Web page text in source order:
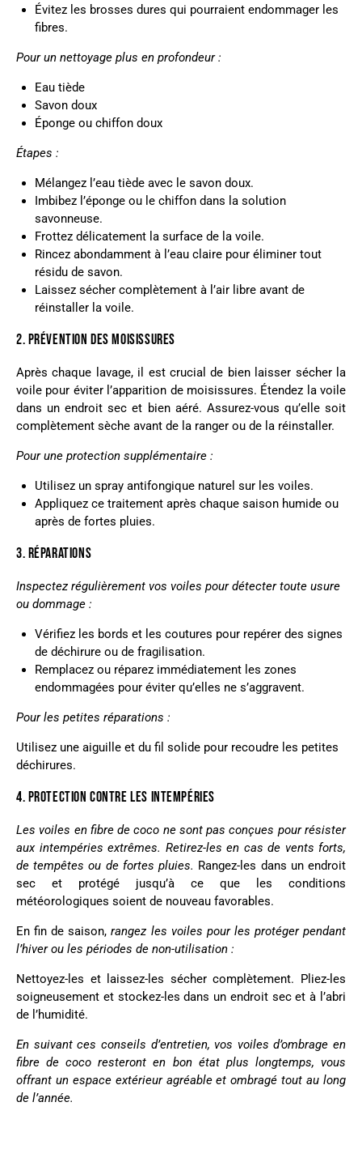
Évitez les brosses dures qui pourraient endommager les
fibres.
Pour un nettoyage plus en profondeur :
Eau tiède
Savon doux
Éponge ou chiffon doux
Étapes :
Mélangez l’eau tiède avec le savon doux.
Imbibez l’éponge ou le chiffon dans la solution
savonneuse.
Frottez délicatement la surface de la voile.
Rincez abondamment à l’eau claire pour éliminer tout
résidu de savon.
Laissez sécher complètement à l’air libre avant de
réinstaller la voile.
2. PRÉVENTION DES MOISISSURES
Après chaque lavage, il est crucial de bien laisser sécher la
voile pour éviter l’apparition de moisissures. Étendez la voile
dans un endroit sec et bien aéré. Assurez-vous qu’elle soit
complètement sèche avant de la ranger ou de la réinstaller.
Pour une protection supplémentaire :
Utilisez un spray antifongique naturel sur les voiles.
Appliquez ce traitement après chaque saison humide ou
après de fortes pluies.
3. RÉPARATIONS
Inspectez régulièrement vos voiles pour détecter toute usure
ou dommage :
Vérifiez les bords et les coutures pour repérer des signes
de déchirure ou de fragilisation.
Remplacez ou réparez immédiatement les zones
endommagées pour éviter qu’elles ne s’aggravent.
Pour les petites réparations :
Utilisez une aiguille et du fil solide pour recoudre les petites
déchirures.
4. PROTECTION CONTRE LES INTEMPÉRIES
Les voiles en fibre de coco ne sont pas conçues pour résister
aux intempéries extrêmes. Retirez-les en cas de vents forts,
de tempêtes ou de fortes pluies. Rangez-les dans un endroit
sec et protégé jusqu’à ce que les conditions
météorologiques soient de nouveau favorables.
En fin de saison,rangez les voiles pour les protéger pendant
l’hiver ou les périodes de non-utilisation :
Nettoyez-les et laissez-les sécher complètement. Pliez-les
soigneusement et stockez-les dans un endroit sec et à l’abri
de l’humidité.
En suivant ces conseils d’entretien, vos voiles d’ombrage en
fibre de coco resteront en bon état plus longtemps, vous
offrant un espace extérieur agréable et ombragé tout au long
de l’année.